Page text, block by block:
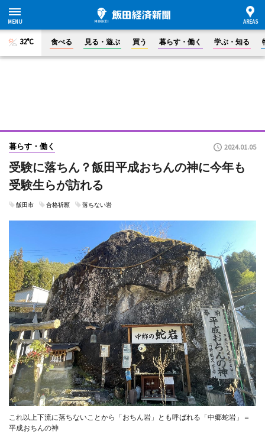
32°C 食べる 見る・遊ぶ 買う 暮らす・働く 学ぶ・知る
暮らす・働く 2024.01.05
受験に落ちん？飯田平成おちんの神に今年も
受験生らが訪れる
飯田市 合格祈願 落ちない岩
これ以上下流に落ちないことから「おちん岩」とも呼ばれる「中郷蛇岩」＝
平成おちんの神